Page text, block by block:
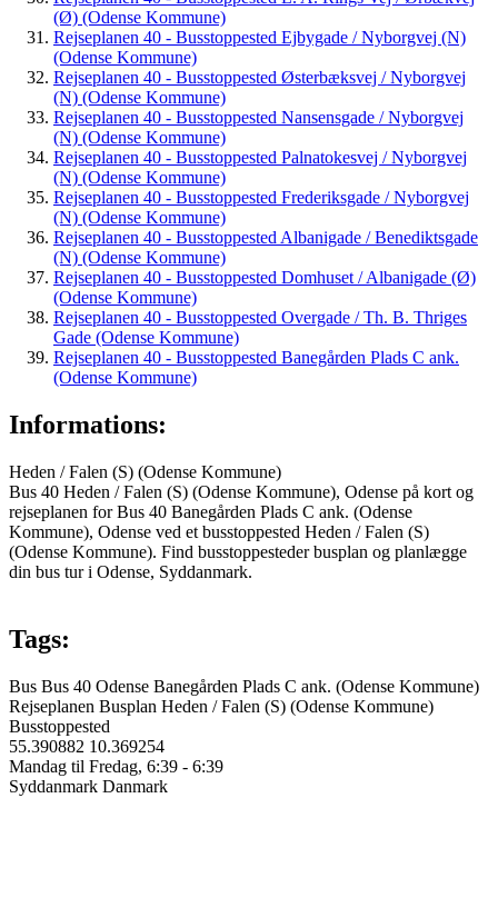
(Ø) (Odense Kommune)
Rejseplanen 40 - Busstoppested Ejbygade / Nyborgvej (N)
(Odense Kommune)
Rejseplanen 40 - Busstoppested Østerbæksvej / Nyborgvej
(N) (Odense Kommune)
Rejseplanen 40 - Busstoppested Nansensgade / Nyborgvej
(N) (Odense Kommune)
Rejseplanen 40 - Busstoppested Palnatokesvej / Nyborgvej
(N) (Odense Kommune)
Rejseplanen 40 - Busstoppested Frederiksgade / Nyborgvej
(N) (Odense Kommune)
Rejseplanen 40 - Busstoppested Albanigade / Benediktsgade
(N) (Odense Kommune)
Rejseplanen 40 - Busstoppested Domhuset / Albanigade (Ø)
(Odense Kommune)
Rejseplanen 40 - Busstoppested Overgade / Th. B. Thriges
Gade (Odense Kommune)
Rejseplanen 40 - Busstoppested Banegården Plads C ank.
(Odense Kommune)
Informations:
Heden / Falen (S) (Odense Kommune)
Bus 40 Heden / Falen (S) (Odense Kommune), Odense på kort og
rejseplanen for Bus 40 Banegården Plads C ank. (Odense
Kommune), Odense ved et busstoppested Heden / Falen (S)
(Odense Kommune). Find busstoppesteder busplan og planlægge
din bus tur i Odense, Syddanmark.
Tags:
Bus Bus 40 Odense Banegården Plads C ank. (Odense Kommune)
Rejseplanen Busplan Heden / Falen (S) (Odense Kommune)
Busstoppested
55.390882 10.369254
Mandag til Fredag, 6:39 - 6:39
Syddanmark Danmark